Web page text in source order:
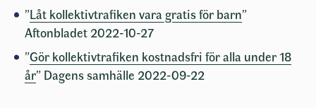
”Låt kollektivtrafiken vara gratis för barn”
Aftonbladet 2022-10-27
”Gör kollektivtrafiken kostnadsfri för alla under 18
år” Dagens samhälle 2022-09-22